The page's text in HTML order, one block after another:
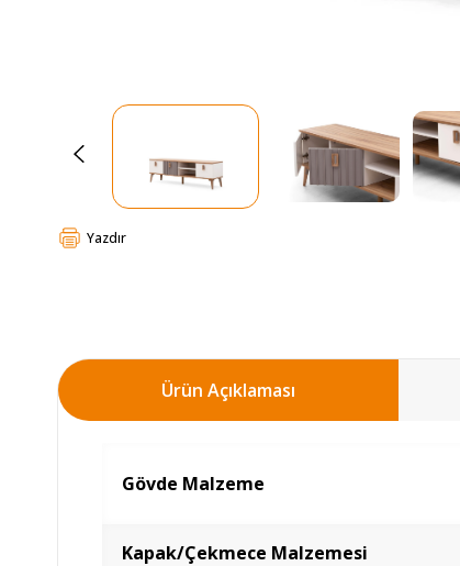
Yazdır
Ürün Açıklaması
Gövde Malzeme
Kapak/Çekmece Malzemesi